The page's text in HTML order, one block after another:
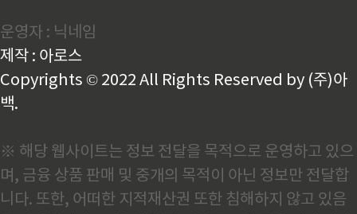
여 인상과 승진의 기회가 있으며, 4대 보험과 퇴직금 등
의 혜택이 제공됩니다.장점:안정적인 수입: 매월 정해진
급여가 들어오므로 생활 계획을 세우기 용이합니다.복
지 혜택: 건강보험..
운영자 : 닉네임
제작 : 아로스
Copyrights © 2022 All Rights Reserved by (주)아
백.
※ 해당 웹사이트는 정보 전달을 목적으로 운영하고 있으
며, 금융 상품 판매 및 중개의 목적이 아닌 정보만 전달합
니다. 또한, 어떠한 지적재산권 또한 침해하지 않고 있음